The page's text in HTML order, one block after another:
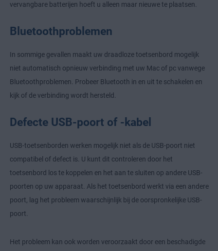
vervangbare batterijen hoeft u alleen maar nieuwe te plaatsen.
Bluetoothproblemen
In sommige gevallen maakt uw draadloze toetsenbord mogelijk
niet automatisch opnieuw verbinding met uw Mac of pc vanwege
Bluetoothproblemen. Probeer Bluetooth in en uit te schakelen en
kijk of de verbinding wordt hersteld.
Defecte USB-poort of -kabel
USB-toetsenborden werken mogelijk niet als de USB-poort niet
compatibel of defect is. U kunt dit controleren door het
toetsenbord los te koppelen en het aan te sluiten op andere USB-
poorten op uw apparaat. Als het toetsenbord werkt via een andere
poort, lag het probleem waarschijnlijk bij de oorspronkelijke USB-
poort.
Het probleem kan ook worden veroorzaakt door een beschadigde